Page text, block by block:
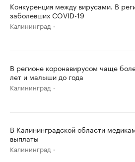
Конкуренция между вирусами. В
заболевших COVID-19
Калининград
В регионе коронавирусом чаще
лет и малыши до года
Калининград
В Калининградской области
выплаты
Калининград